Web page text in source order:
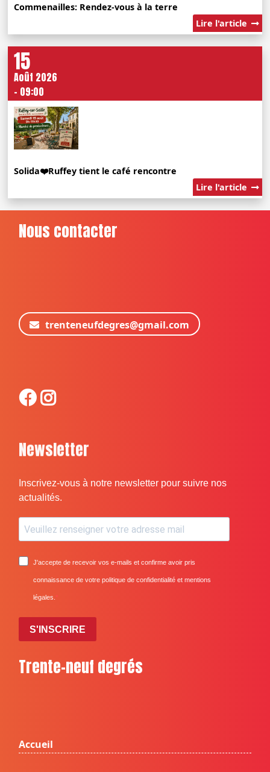
Commenailles: Rendez-vous à la terre
Lire l'article
15
Août 2026
- 09:00
Solida❤️Ruffey tient le café rencontre
Lire l'article
Nous contacter
trenteneufdegres@gmail.com
Newsletter
Inscrivez-vous à notre newsletter pour suivre nos
actualités.
J'accepte de recevoir vos e-mails et confirme avoir pris
connaissance de votre politique de confidentialité et mentions
légales.
S'INSCRIRE
Trente-neuf degrés
Accueil